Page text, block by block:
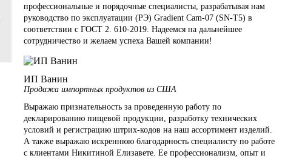
профессиональные и порядочные специалисты, разрабатывая нам
руководство по эксплуатации (РЭ) Gradient Cam-07 (SN-T5) в
соответствии с ГОСТ 2. 610-2019. Надеемся на дальнейшее
сотрудничество и желаем успеха Вашей компании!
ИП Ванин
Продажа импортных продуктов из США
Выражаю признательность за проведенную работу по
декларированию пищевой продукции, разработку технических
условий и регистрацию штрих-кодов на наш ассортимент изделий.
А также выражаю искреннюю благодарность специалисту по работе
с клиентами Никитиной Елизавете. Ее профессионализм, опыт и